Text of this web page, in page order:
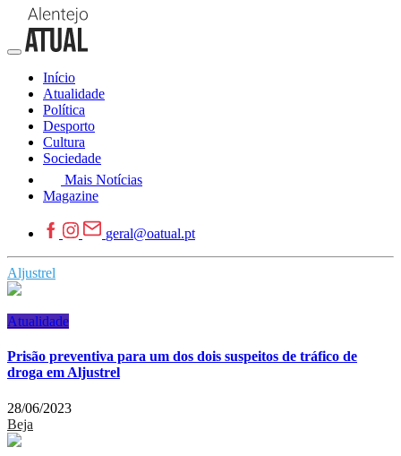
Início
Atualidade
Política
Desporto
Cultura
Sociedade
Mais Notícias
Magazine
geral@oatual.pt
Aljustrel
Atualidade
Prisão preventiva para um dos dois suspeitos de tráfico de
droga em Aljustrel
28/06/2023
Beja